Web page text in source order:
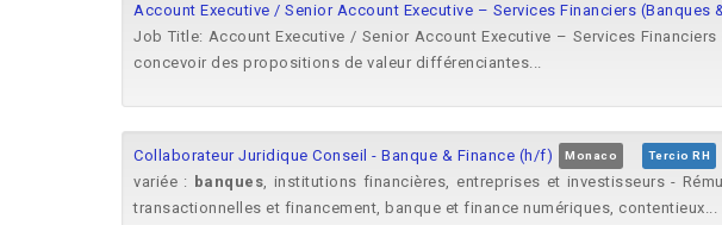
Account Executive / Senior Account Executive – Services Financiers (Banques
Job Title: Account Executive / Senior Account Executive – Services Financiers
concevoir des propositions de valeur différenciantes...
Collaborateur Juridique Conseil - Banque & Finance (h/f) Monaco Tercio RH
variée : banques, institutions financières, entreprises et investisseurs -
transactionnelles et financement, banque et finance numériques, contentieux...